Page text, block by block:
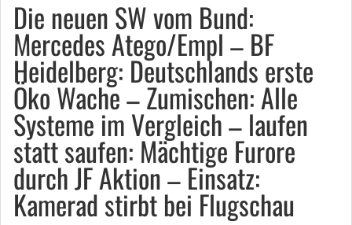
Die neuen SW vom Bund:
Mercedes Atego/Empl – BF
Heidelberg: Deutschlands erste
Öko Wache – Zumischen: Alle
Systeme im Vergleich – laufen
statt saufen: Mächtige Furore
durch JF Aktion – Einsatz:
Kamerad stirbt bei Flugschau